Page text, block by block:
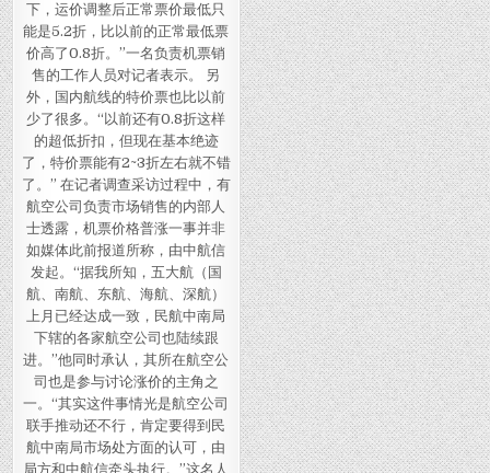
下，运价调整后正常票价最低只
能是5.2折，比以前的正常最低票
价高了0.8折。”一名负责机票销
售的工作人员对记者表示。 另
外，国内航线的特价票也比以前
少了很多。“以前还有0.8折这样
的超低折扣，但现在基本绝迹
了，特价票能有2~3折左右就不错
了。” 在记者调查采访过程中，有
航空公司负责市场销售的内部人
士透露，机票价格普涨一事并非
如媒体此前报道所称，由中航信
发起。“据我所知，五大航（国
航、南航、东航、海航、深航）
上月已经达成一致，民航中南局
下辖的各家航空公司也陆续跟
进。”他同时承认，其所在航空公
司也是参与讨论涨价的主角之
一。“其实这件事情光是航空公司
联手推动还不行，肯定要得到民
航中南局市场处方面的认可，由
局方和中航信牵头执行。”这名人